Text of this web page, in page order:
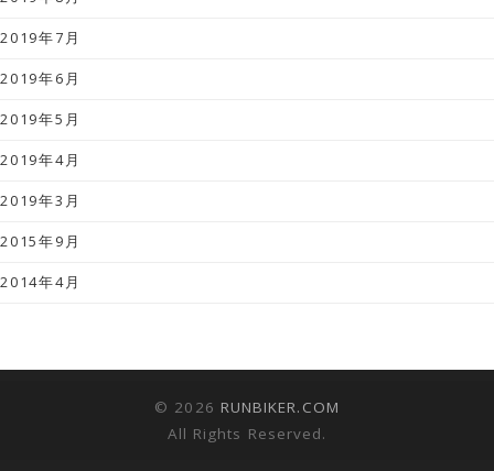
2019年7月
2019年6月
2019年5月
2019年4月
2019年3月
2015年9月
2014年4月
© 2026 RUNBIKER.COM
All Rights Reserved.